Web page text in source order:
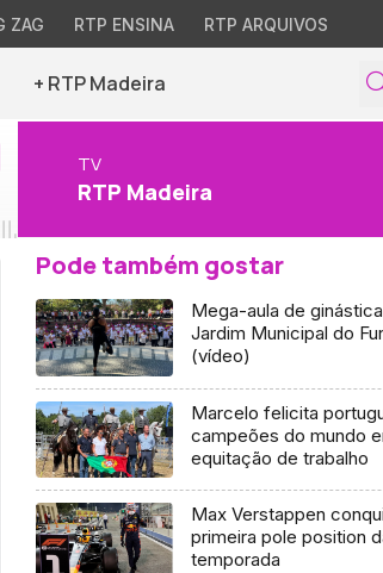
ZAG RTP ENSINA RTP ARQUIVOS
+ RTP Madeira
TV
RTP Madeira
Pode também gostar
Mega-aula de
Jardim Municipal do
(vídeo)
Marcelo felicita
campeões do mundo
equitação de trabalho
Max Verstappen
primeira pole position
temporada